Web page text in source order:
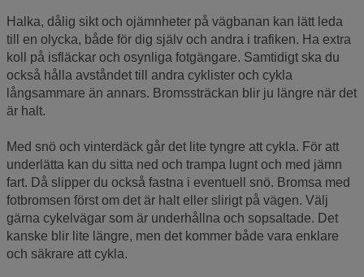
Halka, dålig sikt och ojämnheter på vägbanan kan lätt leda
till en olycka, både för dig själv och andra i trafiken. Ha extra
koll på isfläckar och osynliga fotgängare. Samtidigt ska du
också hålla avståndet till andra cyklister och cykla
långsammare än annars. Bromssträckan blir ju längre när det
är halt.
Med snö och vinterdäck går det lite tyngre att cykla. För att
underlätta kan du sitta ned och trampa lugnt och med jämn
fart. Då slipper du också fastna i eventuell snö. Bromsa med
fotbromsen först om det är halt eller slirigt på vägen. Välj
gärna cykelvägar som är underhållna och sopsaltade. Det
kanske blir lite längre, men det kommer både vara enklare
och säkrare att cykla.